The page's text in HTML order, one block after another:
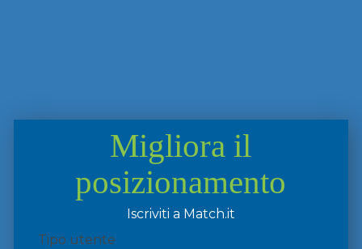
Migliora il
posizionamento
Iscriviti a Match.it
Tipo utente